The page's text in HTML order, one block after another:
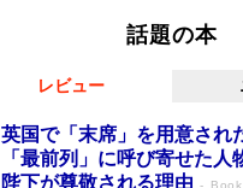
話題の本
レビュー
英国で「末席」を用意され
「最前列」に呼び寄せた
陛下が尊敬される理由